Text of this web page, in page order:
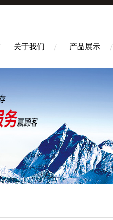
关于我们 产品展示